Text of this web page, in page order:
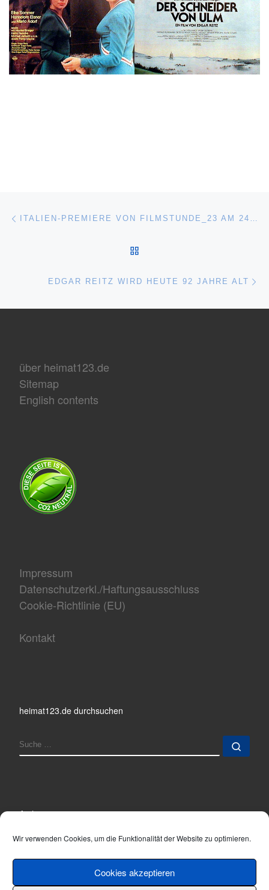
Wir verwenden Cookies, um die Funktionalität der Website zu optimieren.
Cookies akzeptieren
ITALIEN-PREMIERE VON FILMSTUNDE_23 AM 24.11.
EDGAR REITZ WIRD HEUTE 92 JAHRE ALT
über heimat123.de
Sitemap
English contents
Impressum
Datenschutzerkl./Haftungsausschluss
Cookie-Richtlinie (EU)
Kontakt
heimat123.de durchsuchen
SUCHE
Archiv